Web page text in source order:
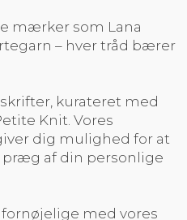
mærker som Lana
– hver tråd bærer
kurateret med
Knit. Vores
dig mulighed for at
af din personlige
med vores